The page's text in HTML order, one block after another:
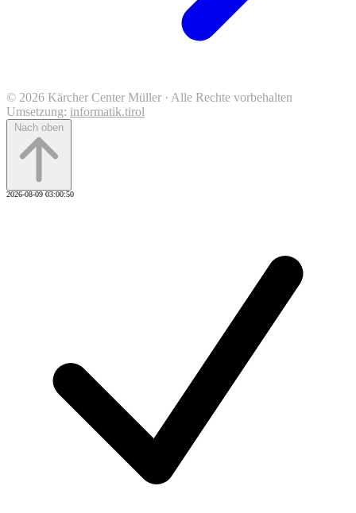
© 2026 Kärcher Center Müller · Alle Rechte vorbehalten
Umsetzung: informatik.tirol
Nach oben
2026-08-09 03:00:50